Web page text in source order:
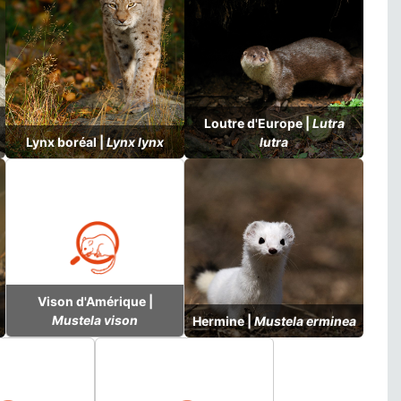
Lynx boréal |Lynx lynx
Loutre d'Europe |Lutra
lutra
Vison d'Amérique |
Mustela vison
Hermine |Mustela erminea